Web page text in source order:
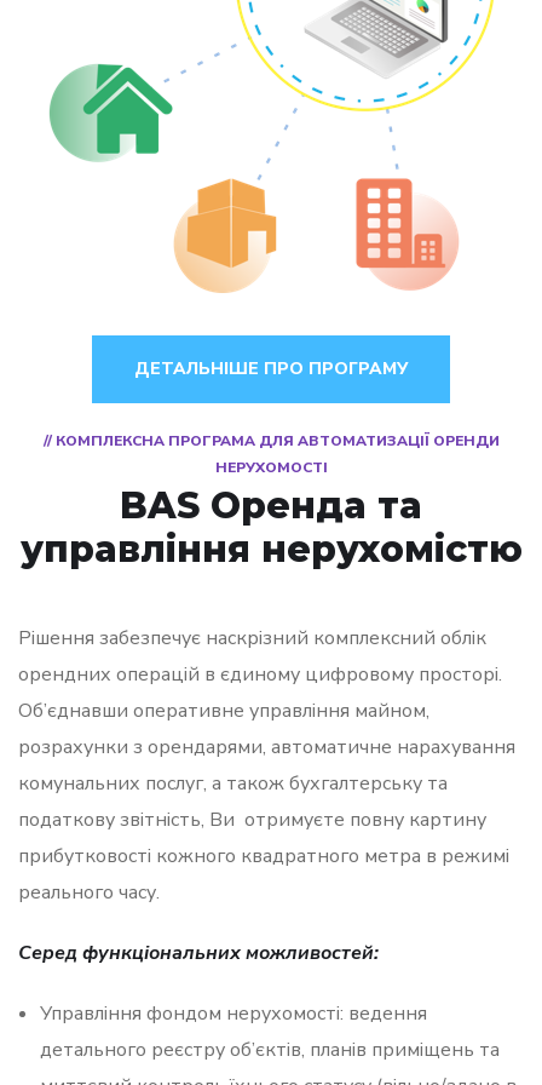
ДЕТАЛЬНІШЕ ПРО ПРОГРАМУ
// КОМПЛЕКСНА ПРОГРАМА ДЛЯ АВТОМАТИЗАЦІЇ ОРЕНДИ
НЕРУХОМОСТІ
BAS Оренда та
управління нерухомістю
Рішення забезпечує наскрізний комплексний облік
орендних операцій в єдиному цифровому просторі.
Об’єднавши оперативне управління майном,
розрахунки з орендарями, автоматичне нарахування
комунальних послуг, а також бухгалтерську та
податкову звітність, Ви отримуєте повну картину
прибутковості кожного квадратного метра в режимі
реального часу.
Серед функціональних можливостей:
Управління фондом нерухомості: ведення
детального реєстру об’єктів, планів приміщень та